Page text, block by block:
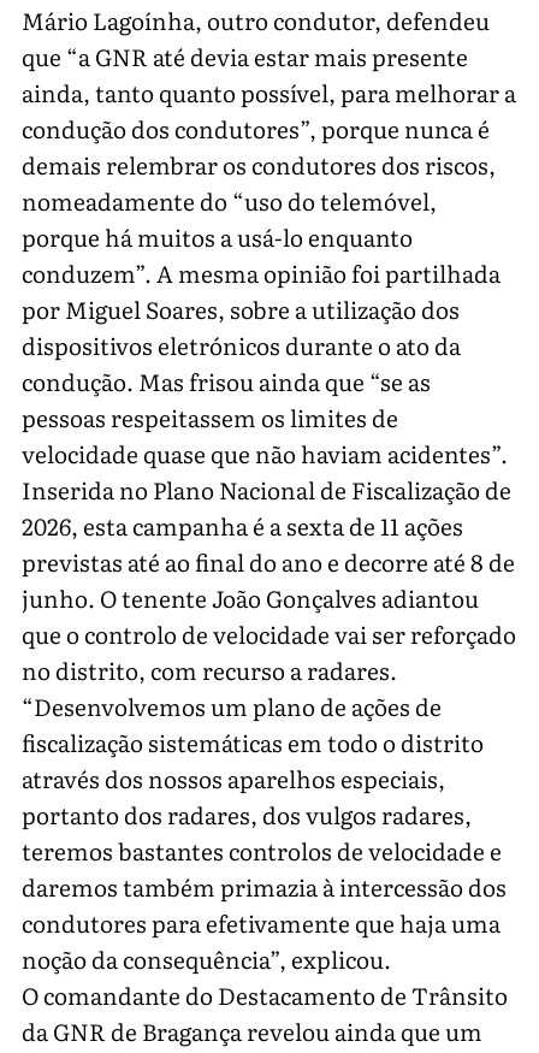
Mário Lagoínha, outro condutor, defendeu
que “a GNR até devia estar mais presente
ainda, tanto quanto possível, para melhorar a
condução dos condutores”, porque nunca é
demais relembrar os condutores dos riscos,
nomeadamente do “uso do telemóvel,
porque há muitos a usá-lo enquanto
conduzem”. A mesma opinião foi partilhada
por Miguel Soares, sobre a utilização dos
dispositivos eletrónicos durante o ato da
condução. Mas frisou ainda que “se as
pessoas respeitassem os limites de
velocidade quase que não haviam acidentes”.
Inserida no Plano Nacional de Fiscalização de
2026, esta campanha é a sexta de 11 ações
previstas até ao final do ano e decorre até 8 de
junho. O tenente João Gonçalves adiantou
que o controlo de velocidade vai ser reforçado
no distrito, com recurso a radares.
“Desenvolvemos um plano de ações de
fiscalização sistemáticas em todo o distrito
através dos nossos aparelhos especiais,
portanto dos radares, dos vulgos radares,
teremos bastantes controlos de velocidade e
daremos também primazia à intercessão dos
condutores para efetivamente que haja uma
noção da consequência”, explicou.
O comandante do Destacamento de Trânsito
da GNR de Bragança revelou ainda que um